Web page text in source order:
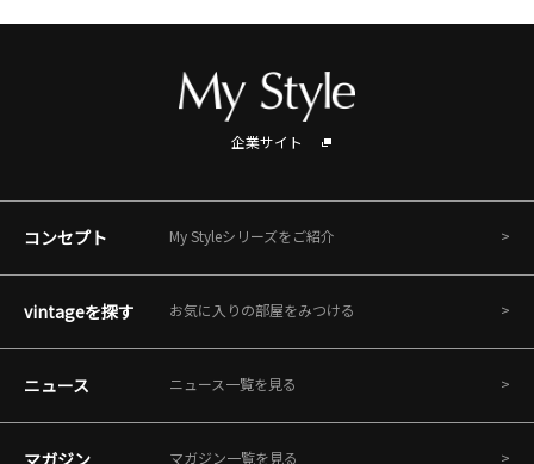
企業サイト
コンセプト My Styleシリーズをご紹介
vintageを探す お気に入りの部屋をみつける
ニュース ニュース一覧を見る
マガジン一覧を見る